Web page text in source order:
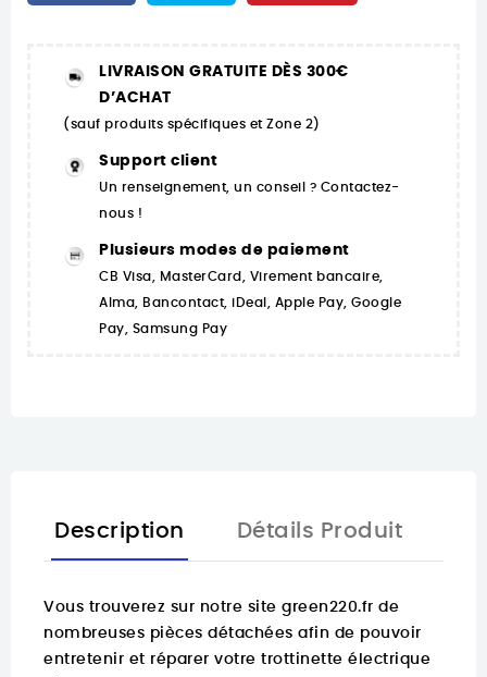
LIVRAISON GRATUITE DÈS 300€
D’ACHAT
(sauf produits spécifiques et Zone 2)
Support client
Un renseignement, un conseil ? Contactez-
nous !
Plusieurs modes de paiement
CB Visa, MasterCard, Virement bancaire,
Alma, Bancontact, iDeal, Apple Pay, Google
Pay, Samsung Pay
Description Détails Produit
Vous trouverez sur notre site green220.fr de
nombreuses pièces détachées afin de pouvoir
entretenir et réparer votre trottinette électrique